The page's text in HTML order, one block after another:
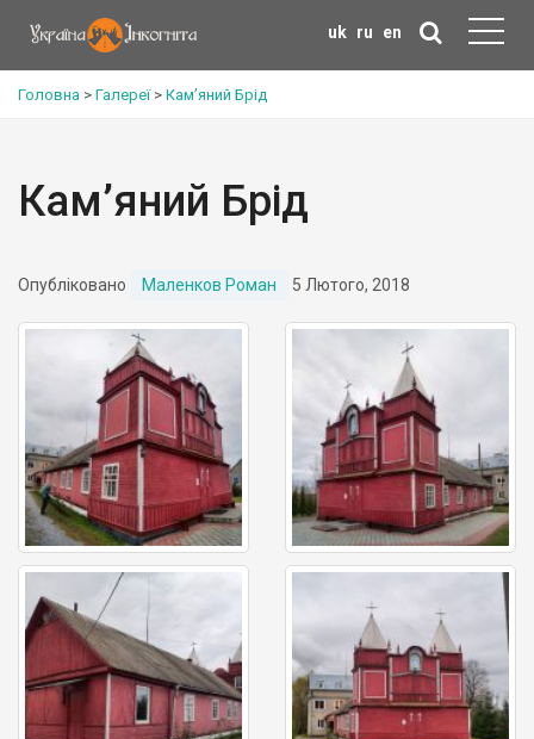
uk ru en
Головна > Галереї> Кам’яний Брід
Кам’яний Брід
Опубліковано Маленков Роман 5 Лютого, 2018